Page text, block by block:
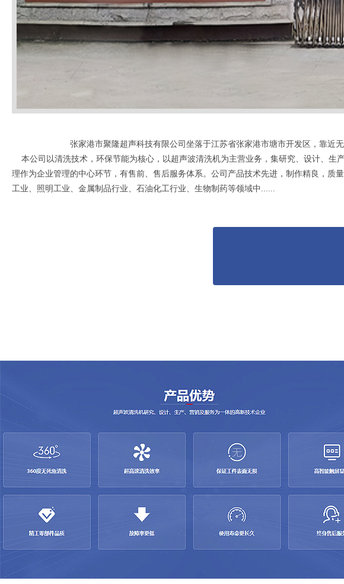
张家港市聚隆超声科技有限公司坐落于江苏省张家港市塘市开发区，靠近
本公司以清洗技术，环保节能为核心，以超声波清洗机为主营业务，集研究、设计、生
理作为企业管理的中心环节，有售前、售后服务体系。公司产品技术先进，制作精良，
工业、照明工业、金属制品行业、石油化工行业、生物制药等领域中......